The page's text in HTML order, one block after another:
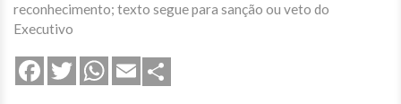
reconhecimento; texto segue para sanção ou veto do
Executivo
FacebookTwitterWhatsApp
Email